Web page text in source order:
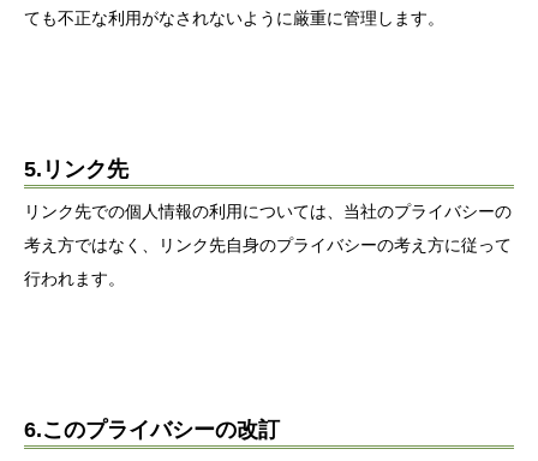
ても不正な利用がなされないように厳重に管理します。
5.リンク先
リンク先での個人情報の利用については、当社のプライバシーの
考え方ではなく、リンク先自身のプライバシーの考え方に従って
行われます。
6.このプライバシーの改訂